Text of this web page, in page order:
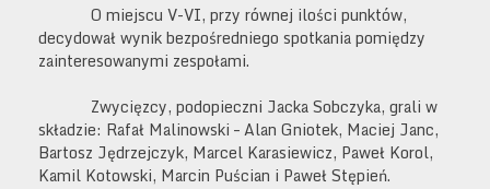
O miejscu V-VI, przy równej ilości punktów,
decydował wynik bezpośredniego spotkania pomiędzy
zainteresowanymi zespołami.
Zwycięzcy, podopieczni Jacka Sobczyka, grali w
składzie: Rafał Malinowski – Alan Gniotek, Maciej Janc,
Bartosz Jędrzejczyk, Marcel Karasiewicz, Paweł Korol,
Kamil Kotowski, Marcin Puścian i Paweł Stępień.